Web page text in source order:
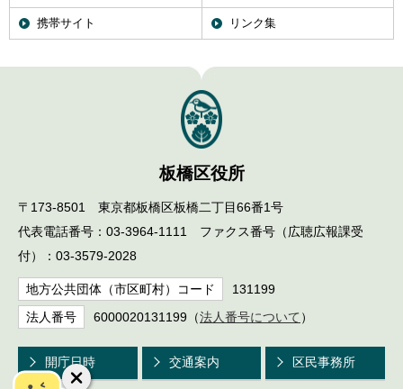
携帯サイト リンク集
板橋区役所
〒173-8501 東京都板橋区板橋二丁目66番1号
代表電話番号：03-3964-1111 ファクス番号（広聴広報課受
付）：03-3579-2028
地方公共団体（市区町村）コード 131199
法人番号 6000020131199（法人番号について ）
開庁日時 交通案内 区民事務所